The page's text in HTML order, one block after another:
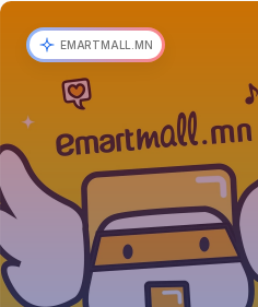
EMARTMALL.MN